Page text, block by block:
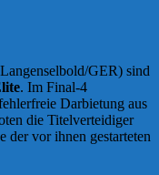
GER) sind
. Im Final-4
Darbietung aus
die Titelverteidiger
der vor ihnen gestarteten